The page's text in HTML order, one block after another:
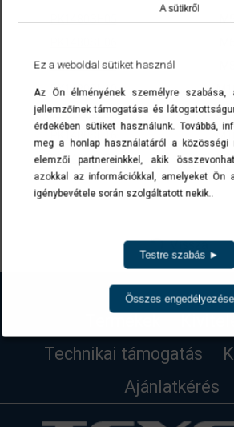
PK1480SH05
PK1480SH08
PK1480SH10
PK1480SH12
PK1480SH16
M16
PK1480SH20
A cikkszámokra kattintva a termék(ek) az
Vissza
Technikai támogatás
Ajánlatkérés
A sütikről
Ez a weboldal sütiket használ
Az Ön élményének személyre szabása,
jellemzőinek támogatása és
érdekében sütiket használunk. Továbbá,
meg a honlap használatáról a közösségi
elemzői partnereinkkel, akik
azokkal az információkkal, amelyeket Ön
igénybevétele során szolgáltatott nekik..
Testre szabás ►
Összes engedélyezése